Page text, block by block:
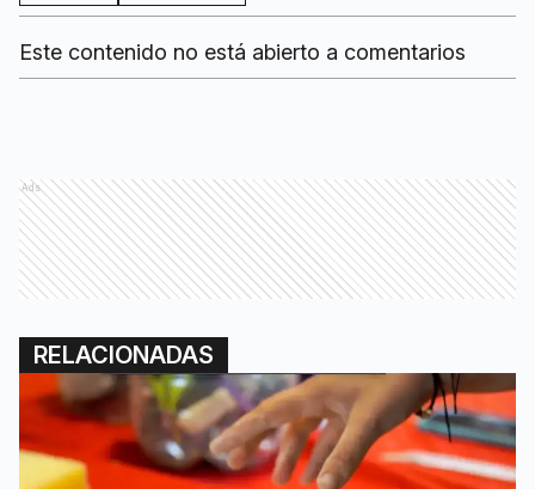
Este contenido no está abierto a comentarios
Ads
RELACIONADAS